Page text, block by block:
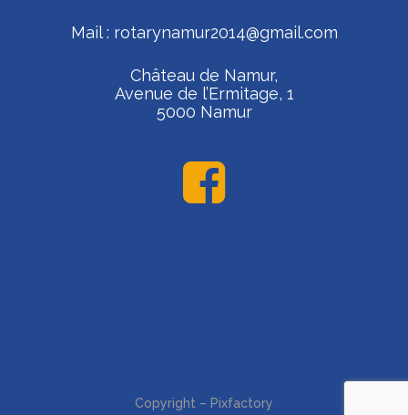
Mail : rotarynamur2014@gmail.com
Château de Namur,
Avenue de l’Ermitage, 1
5000 Namur
Copyright – Pixfactory